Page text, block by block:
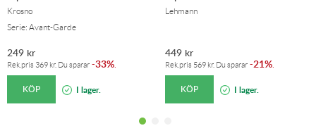
Krosno
Serie: Avant-Garde
249 kr
Rek.pris 369 kr. Du sparar -33%
KÖP I lager.
Lehmann
449 kr
Rek.pris 569 kr. Du sparar -21%
KÖP I lager.